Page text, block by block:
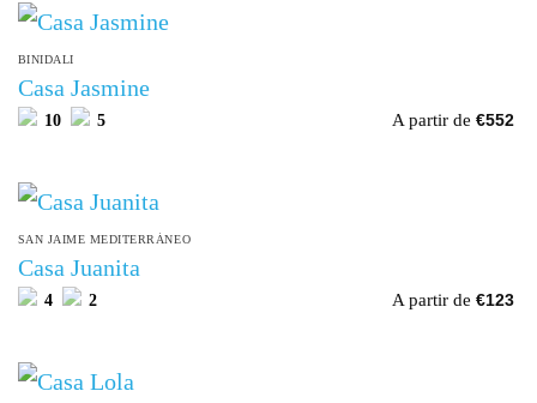
BINIDALI
Casa Jasmine
10 5 A partir de €552
SAN JAIME MEDITERRÁNEO
Casa Juanita
4 2 A partir de €123